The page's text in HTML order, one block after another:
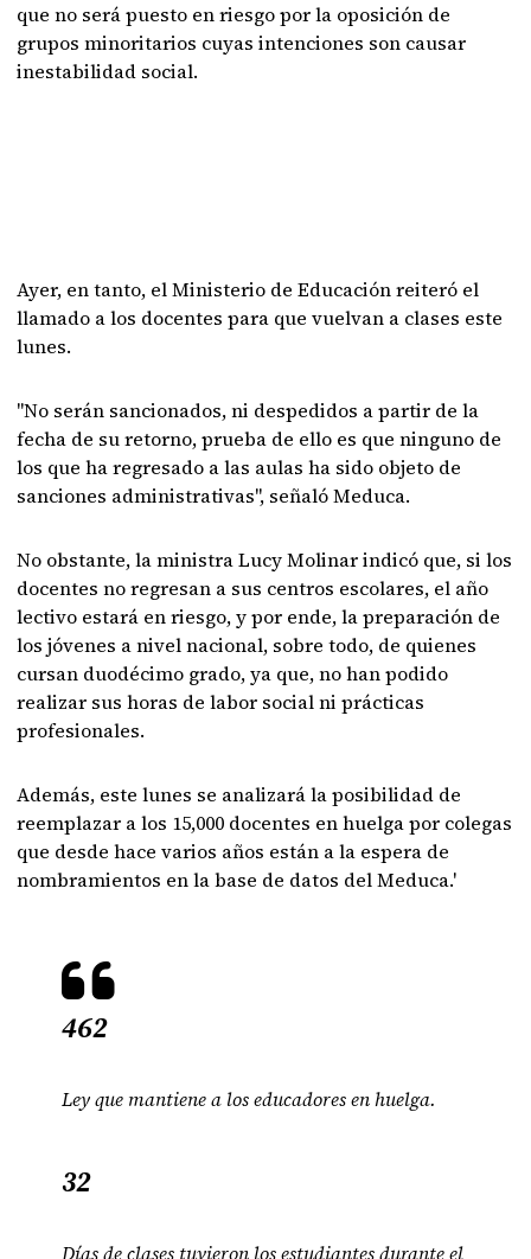
que no será puesto en riesgo por la oposición de
grupos minoritarios cuyas intenciones son causar
inestabilidad social.
Ayer, en tanto, el Ministerio de Educación reiteró el
llamado a los docentes para que vuelvan a clases este
lunes.
"No serán sancionados, ni despedidos a partir de la
fecha de su retorno, prueba de ello es que ninguno de
los que ha regresado a las aulas ha sido objeto de
sanciones administrativas", señaló Meduca.
No obstante, la ministra Lucy Molinar indicó que, si los
docentes no regresan a sus centros escolares, el año
lectivo estará en riesgo, y por ende, la preparación de
los jóvenes a nivel nacional, sobre todo, de quienes
cursan duodécimo grado, ya que, no han podido
realizar sus horas de labor social ni prácticas
profesionales.
Además, este lunes se analizará la posibilidad de
reemplazar a los 15,000 docentes en huelga por colegas
que desde hace varios años están a la espera de
nombramientos en la base de datos del Meduca.'
462
Ley que mantiene a los educadores en huelga.
32
Días de clases tuvieron los estudiantes durante el